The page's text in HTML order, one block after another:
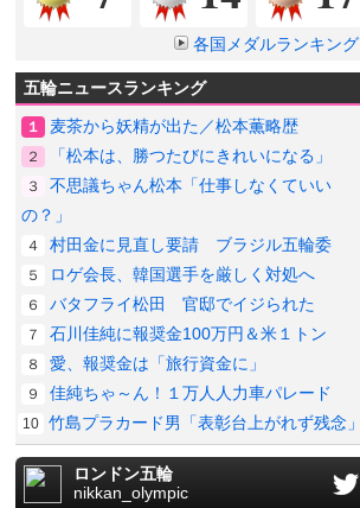
各国メダルランキング
五輪ニュースランキング
１ 麦茶から妖精が出た／松本薫略歴
２ 「松本は、勝つたびにきれいになる」
３
不思議ちゃん松本「仕事しなくていい
の？」
４ 村田金に見直し要請 ブラジル五輪委
５ ロゲ会長、韓国選手を厳しく対処へ
６ バタフライ松田 官邸でイジられた
７ 石川佳純に報奨金100万円＆米１トン
８ 愛、報奨金は「旅行資金に」
９ 佳純ちゃ～ん！１万人人力車パレード
10 竹島プラカード男「表彰台上がれず残念」
ロンドン五輪
nikkan_olympic